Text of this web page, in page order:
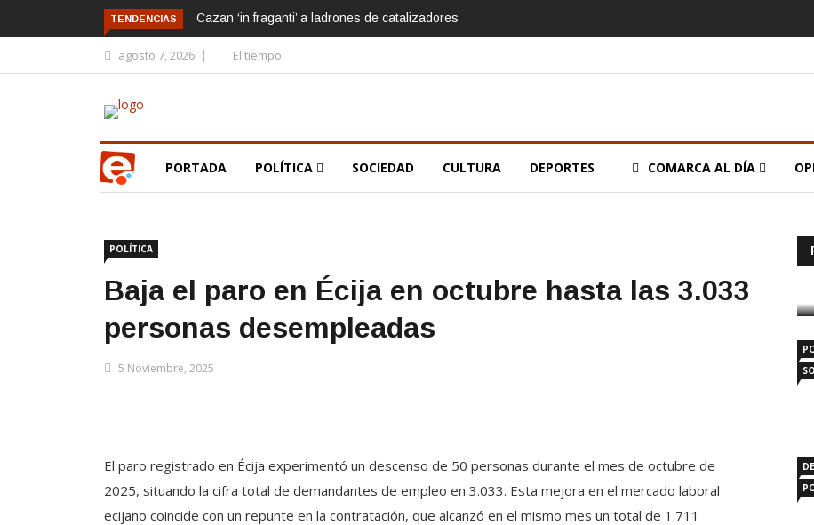
TENDENCIAS Cazan ‘in fraganti’ a ladrones de catalizadores
agosto 7, 2026 El tiempo
PORTADA POLÍTICA SOCIEDAD CULTURA DEPORTES COMARCA AL DÍA
POLÍTICA
Baja el paro en Écija en octubre hasta las 3.033
personas desempleadas
5 Noviembre, 2025
El paro registrado en Écija experimentó un descenso de 50 personas durante el mes de octubre de
2025, situando la cifra total de demandantes de empleo en 3.033. Esta mejora en el mercado laboral
ecijano coincide con un repunte en la contratación, que alcanzó en el mismo mes un total de 1.711